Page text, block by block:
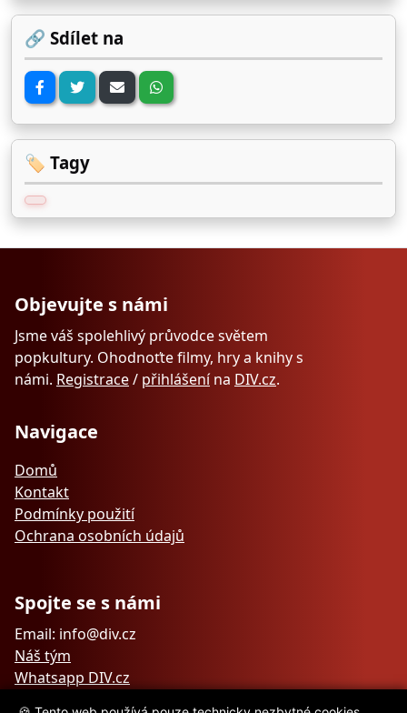
🔗 Sdílet na
🏷️ Tagy
Objevujte s námi
Jsme váš spolehlivý průvodce světem
popkultury. Ohodnoťte filmy, hry a knihy s
námi. Registrace/ přihlášenína DIV.cz.
Navigace
Domů
Kontakt
Podmínky použití
Ochrana osobních údajů
Spojte se s námi
Email: info@div.cz
Náš tým
Whatsapp DIV.cz